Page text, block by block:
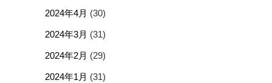
2024年4月 (30)
2024年3月 (31)
2024年2月 (29)
2024年1月 (31)